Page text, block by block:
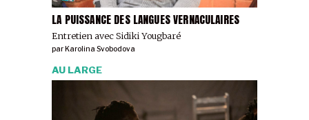
LA PUISSANCE DES LANGUES VERNACULAIRES
Entretien avec Sidiki Yougbaré
parKarolina Svobodova
AU LARGE